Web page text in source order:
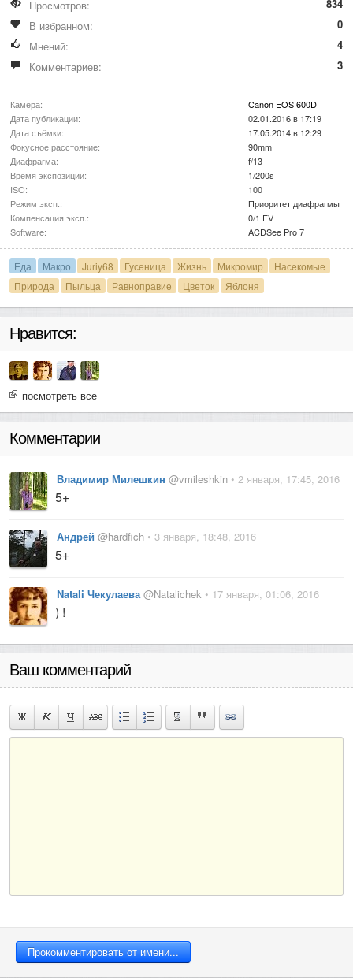
Просмотров:
834
В избранном:
0
Мнений:
4
Комментариев:
3
Камера:
Canon EOS 600D
Дата публикации:
02.01.2016 в 17:19
Дата съёмки:
17.05.2014 в 12:29
Фокусное расстояние:
90mm
Диафрагма:
f/13
Время экспозиции:
1/200s
ISO:
100
Режим эксп.:
Приоритет диафрагмы
Компенсация эксп.:
0/1 EV
Software:
ACDSee Pro 7
Еда Макро Juriy68 Гусеница Жизнь Микромир
Насекомые
Природа
Пыльца Равноправие Цветок Яблоня
Нравится:
посмотреть все
Комментарии
Владимир Милешкин @vmileshkin • 2 января, 17:45, 2016
5+
Андрей @hardfich • 3 января, 18:48, 2016
5+
Natali Чекулаева @Natalichek • 17 января, 01:06, 2016
) !
Ваш комментарий